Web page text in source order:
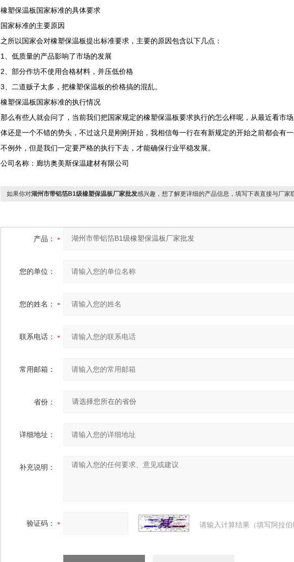
橡塑保温板国家标准的具体要求
国家标准的主要原因
之所以国家会对橡塑保温板提出标准要求，主要的原因包含以下几点：
1、低质量的产品影响了市场的发展
2、部分作坊不使用合格材料，并压低价格
3、二道贩子太多，把橡塑保温板的价格搞的混乱。
橡塑保温板国家标准的执行情况
那么有些人就会问了，当前我们把国家规定的橡塑保温板要求执行的怎么样呢，从最近看市
体还是一个不错的势头，不过这只是刚刚开始，我相信每一行在有新规定的开始之前都会有
不例外，但是我们一定要严格的执行下去，才能确保行业平稳发展。
公司名称：廊坊奥美斯保温建材有限公司
如果你对湖州市‌带铝箔B1级橡塑保温板厂家批发感兴趣，想了解更详细的产品信息，填写下表直接与厂家
产品：
您的单位：
您的姓名：
联系电话：
常用邮箱：
省份：
详细地址：
补充说明：
验证码： 请输入计算结果（填写阿拉